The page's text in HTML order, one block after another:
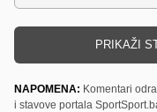
PRIKAŽI
NAPOMENA: Komentari
i stavove portala